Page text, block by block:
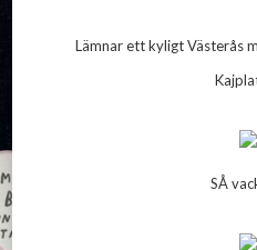
Lämnar ett kyligt Västerås
SÅ